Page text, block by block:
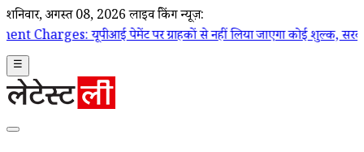
शनिवार, अगस्त 08, 2026 लाइव ब्रेकिंग न्यूज़:
पेमेंट पर ग्राहकों से नहीं लिया जाएगा कोई शुल्क, सरकार ने दी सफाई;
☰